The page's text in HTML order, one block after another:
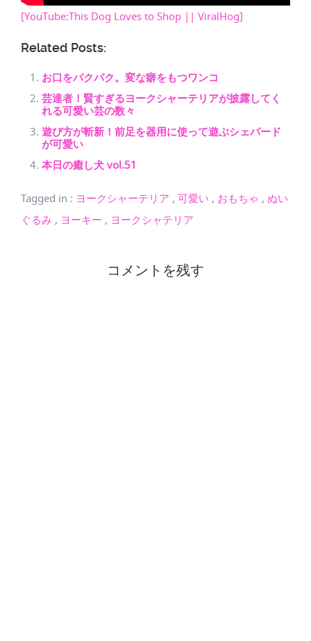
[YouTube:This Dog Loves to Shop || ViralHog]
Related Posts:
お口をパクパク。変な癖をもつワンコ
芸達者！賢すぎるヨークシャーテリアが披露してく
れる可愛い芸の数々
遊び方が斬新！前足を器用に使って遊ぶシェパード
が可愛い
本日の癒し犬 vol.51
Tagged in : ヨークシャーテリア , 可愛い , おもちゃ , ぬい
ぐるみ , ヨーキー , ヨークシャテリア
コメントを残す